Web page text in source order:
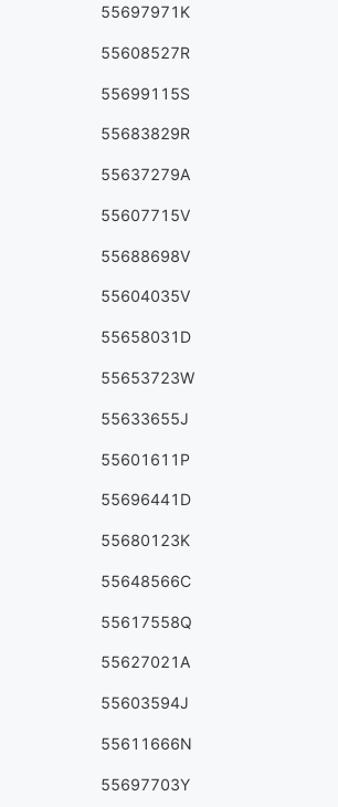
55697971K
55608527R
55699115S
55683829R
55637279A
55607715V
55688698V
55604035V
55658031D
55653723W
55633655J
55601611P
55696441D
55680123K
55648566C
55617558Q
55627021A
55603594J
55611666N
55697703Y